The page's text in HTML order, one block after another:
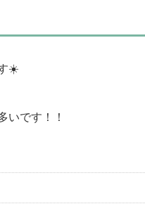
☀️
いです！！